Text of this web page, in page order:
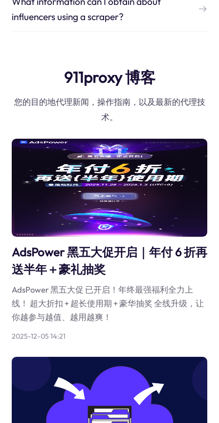
influencers using a scraper?
911proxy 博客
您的目的地代理新闻，操作指南，以及最新的代理技
术。
AdsPower 黑五大促开启｜年付 6 折再
送半年＋豪礼抽奖
AdsPower 黑五大促 已开启！年终最强福利全力上
线！ 超大折扣 + 超长使用期 + 豪华抽奖 全线升级，让
你越参与越值、越用越爽！
2025-12-05 14:21